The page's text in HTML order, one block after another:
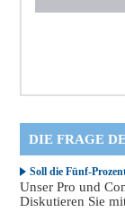
DIE FRAGE
Soll die Fünf-
Unser Pro und
Diskutieren Sie